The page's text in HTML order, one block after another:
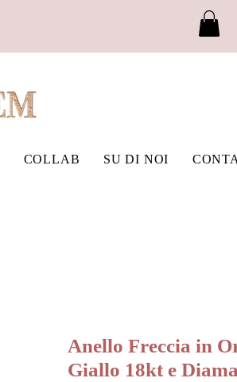
COLLAB SU DI NOI
Anello Freccia in
Giallo 18kt e